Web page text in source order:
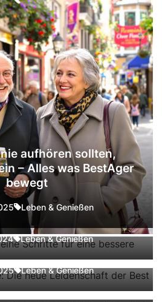
aufhören sollten,
– Alles was BestAger
bewegt
Leben & Genießen
Kleine Schritte für eine
Welt
Leben & Genießen
Die neue
der Best Ager
Leben & Genießen
- Zielgruppe 50 plus -
Best Ager
nicht – Alles was
bewegt